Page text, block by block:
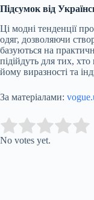
Підсумок від
Ці модні тенденції
одяг, дозволяючи
базуються на
підійдуть для тих,
йому виразності та
За матеріалами:
Rate this item:
No votes yet.